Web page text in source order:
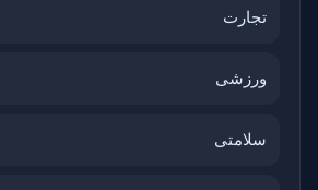
تجارت
ورزشی
سلامتی